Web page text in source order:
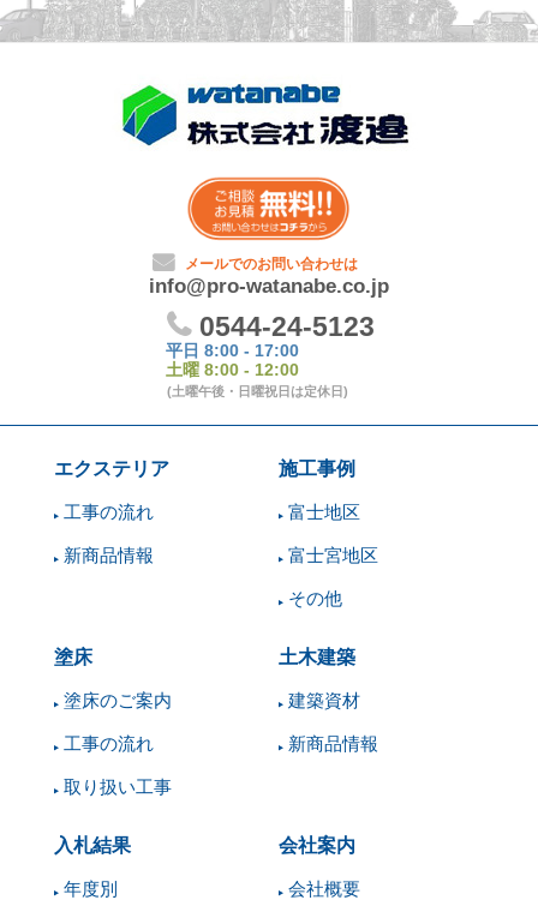
エクステリア
工事の流れ
新商品情報
施工事例
富士地区
富士宮地区
その他
塗床
塗床のご案内
工事の流れ
取り扱い工事
土木建築
建築資材
新商品情報
入札結果
年度別
会社案内
会社概要